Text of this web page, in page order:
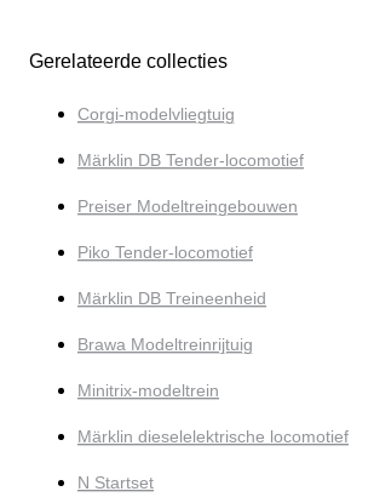
Gerelateerde collecties
Corgi-modelvliegtuig
Märklin DB Tender-locomotief
Preiser Modeltreingebouwen
Piko Tender-locomotief
Märklin DB Treineenheid
Brawa Modeltreinrijtuig
Minitrix-modeltrein
Märklin dieselelektrische locomotief
N Startset